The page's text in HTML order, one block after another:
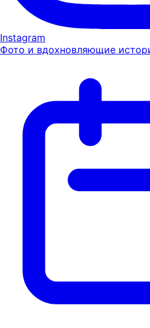
Instagram
Фото и вдохновляющие